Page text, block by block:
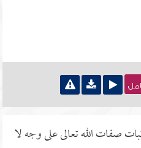
صفات الله تعالى على وجه لا